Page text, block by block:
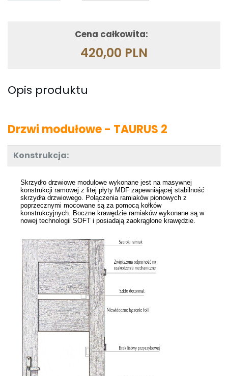
Cena całkowita:
420,00 PLN
Opis produktu
Drzwi modułowe - TAURUS 2
Konstrukcja:
Skrzydło drzwiowe modułowe wykonane jest na masywnej
konstrukcji ramowej z litej płyty MDF zapewniającej stabilność
skrzydła drzwiowego. Połączenia ramiaków pionowych z
poprzecznymi mocowane są za pomocą kołków
konstrukcyjnych. Boczne krawędzie ramiaków wykonane są w
nowej technologii SOFT i posiadają zaokrąglone krawędzie.